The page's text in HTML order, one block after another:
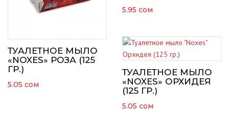
ТУАЛЕТНОЕ МЫЛО
«NOXES» РОЗА (125
ГР.)
5.05 сом
5.95 сом
ТУАЛЕТНОЕ МЫЛО
«NOXES» ОРХИДЕЯ
(125 ГР.)
5.05 сом